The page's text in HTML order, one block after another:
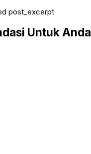
post_excerpt
Untuk Anda